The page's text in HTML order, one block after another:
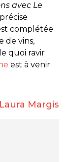
avec Le
complétée
de vins,
quoi ravir
est à venir
Laura Margis